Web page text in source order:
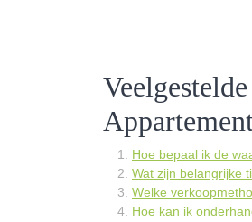
Hoe bepaal ik de
Wat zijn belangrijke
Welke
Hoe kan ik